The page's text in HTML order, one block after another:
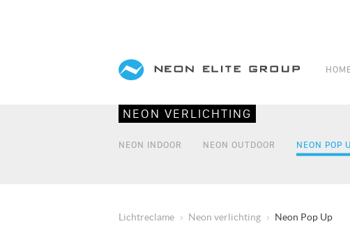
NEON VERLICHTING
NEON INDOOR NEON OUTDOOR NEON POP
Lichtreclame Neon verlichting Neon Pop Up